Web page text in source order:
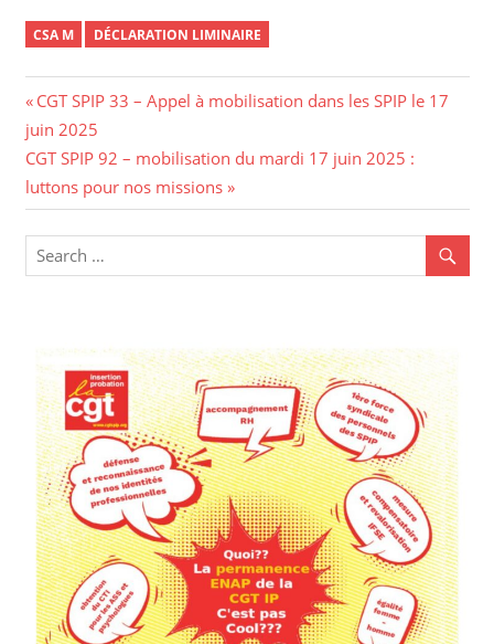
CSA M DÉCLARATION LIMINAIRE
CGT SPIP 33 – Appel à mobilisation dans les SPIP le 17
juin 2025
CGT SPIP 92 – mobilisation du mardi 17 juin 2025 :
luttons pour nos missions